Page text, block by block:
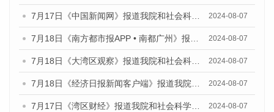
7月17日《中国新闻网》报道我院和社会科学文献出版社联合发布《广州蓝皮书：广州数字经济发展报告（2024）》的媒体文章 2024-08-07
7月18日《南方都市报APP • 南都广州》报道我院和社会科学文献出版社联合发布《广州蓝皮书：广州数字经济发展报告（2024）》的媒体文章 2024-08-07
7月18日《大湾区观察》报道我院和社会科学文献出版社联合发布《广州蓝皮书：广州数字经济发展报告（2024）》的媒体文章 2024-08-07
7月18日《经济日报新闻客户端》报道我院和社会科学文献出版社联合发布《广州蓝皮书：广州数字经济发展报告（2024）》的媒体文章 2024-08-07
7月17日《湾区财经》报道我院和社会科学文献出版社联合发布《广州蓝皮书：广州数字经济发展报告（2024）》的媒体文章 2024-08-07